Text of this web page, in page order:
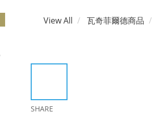
View All 瓦奇菲爾德商品
SHARE